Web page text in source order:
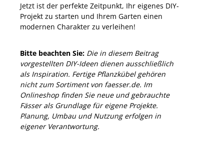
Jetzt ist der perfekte Zeitpunkt, Ihr eigenes DIY-
Projekt zu starten und Ihrem Garten einen
modernen Charakter zu verleihen!
Bitte beachten Sie: Die in diesem Beitrag
vorgestellten DIY-Ideen dienen ausschließlich
als Inspiration. Fertige Pflanzkübel gehören
nicht zum Sortiment von faesser.de. Im
Onlineshop finden Sie neue und gebrauchte
Fässer als Grundlage für eigene Projekte.
Planung, Umbau und Nutzung erfolgen in
eigener Verantwortung.